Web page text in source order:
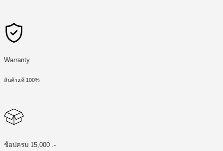
Warranty
สินค้าแท้ 100%
ช้อปครบ 15,000 .-